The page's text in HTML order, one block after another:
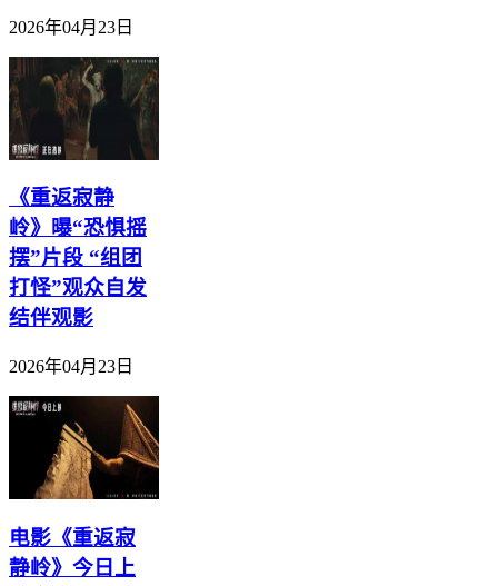
2026年04月23日
《重返寂静
岭》曝“恐惧摇
摆”片段 “组团
打怪”观众自发
结伴观影
2026年04月23日
电影《重返寂
静岭》今日上